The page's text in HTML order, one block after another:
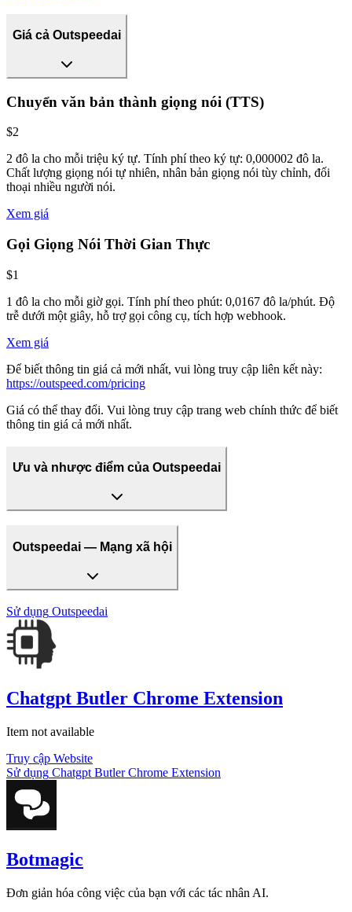
Giá cả Outspeedai
Chuyển văn bản thành giọng nói (TTS)
$2
2 đô la cho mỗi triệu ký tự. Tính phí theo ký tự: 0,000002 đô la.
Chất lượng giọng nói tự nhiên, nhân bản giọng nói tùy chỉnh, đối
thoại nhiều người nói.
Xem giá
Gọi Giọng Nói Thời Gian Thực
$1
1 đô la cho mỗi giờ gọi. Tính phí theo phút: 0,0167 đô la/phút. Độ
trễ dưới một giây, hỗ trợ gọi công cụ, tích hợp webhook.
Xem giá
Để biết thông tin giá cả mới nhất, vui lòng truy cập liên kết này:
https://outspeed.com/pricing
Giá có thể thay đổi. Vui lòng truy cập trang web chính thức để biết
thông tin giá cả mới nhất.
Ưu và nhược điểm của Outspeedai
Outspeedai — Mạng xã hội
Sử dụng Outspeedai
Chatgpt Butler Chrome Extension
Item not available
Truy cập Website
Sử dụng Chatgpt Butler Chrome Extension
Botmagic
Đơn giản hóa công việc của bạn với các tác nhân AI.